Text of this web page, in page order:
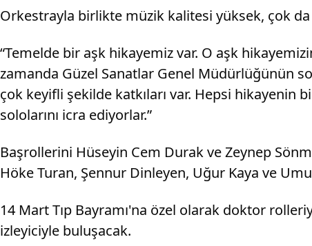
Orkestrayla birlikte müzik kalitesi yüksek, çok da
“Temelde bir aşk hikayemiz var. O aşk
zamanda Güzel Sanatlar Genel Müdürlüğünün
çok keyifli şekilde katkıları var. Hepsi
sololarını icra ediyorlar.”
Başrollerini Hüseyin Cem Durak ve Zeynep
Höke Turan, Şennur Dinleyen, Uğur Kaya ve
14 Mart Tıp Bayramı'na özel olarak doktor
izleyiciyle buluşacak.